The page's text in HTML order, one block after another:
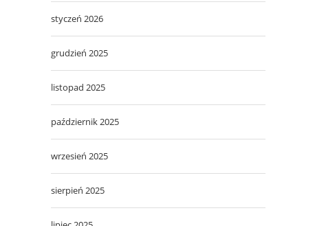
styczeń 2026
grudzień 2025
listopad 2025
październik 2025
wrzesień 2025
sierpień 2025